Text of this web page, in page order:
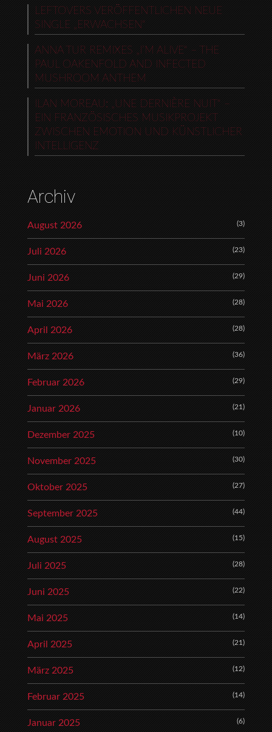
LEFTOVERS VERÖFFENTLICHEN NEUE
SINGLE „ERWACHSEN“
ANNA TUR REMIXES „I’M ALIVE“ – THE
PAUL OAKENFOLD AND INFECTED
MUSHROOM ANTHEM
ILAN MOREAU: „UNE DERNIÈRE NUIT“ –
EIN FRANZÖSISCHES MUSIKPROJEKT
ZWISCHEN EMOTION UND KÜNSTLICHER
INTELLIGENZ
Archiv
August 2026 (3)
Juli 2026 (23)
Juni 2026 (29)
Mai 2026 (28)
April 2026 (28)
März 2026 (36)
Februar 2026 (29)
Januar 2026 (21)
Dezember 2025 (10)
November 2025 (30)
Oktober 2025 (27)
September 2025 (44)
August 2025 (15)
Juli 2025 (28)
Juni 2025 (22)
Mai 2025 (14)
April 2025 (21)
März 2025 (12)
Februar 2025 (14)
Januar 2025 (6)